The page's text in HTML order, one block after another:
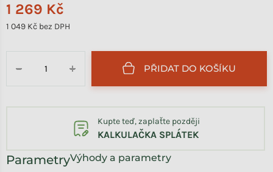
1 269 Kč
1 049 Kč bez DPH
+
− PŘIDAT DO KOŠÍKU
Výhody a parametry
Kupte teď, zaplaťte později
KALKULAČKA SPLÁTEK